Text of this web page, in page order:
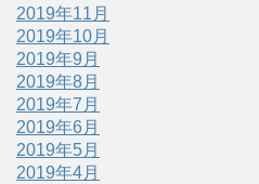
2019年11月
2019年10月
2019年9月
2019年8月
2019年7月
2019年6月
2019年5月
2019年4月